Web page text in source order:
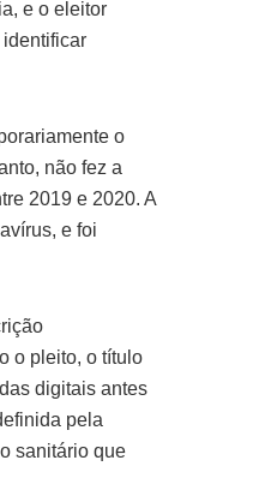
e o eleitor
o
não fez a
2019 e 2020. A
e foi
o pleito, o título
digitais antes
pela
sanitário que